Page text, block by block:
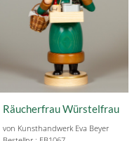
Räucherfrau Würstelfrau
von Kunsthandwerk Eva Beyer